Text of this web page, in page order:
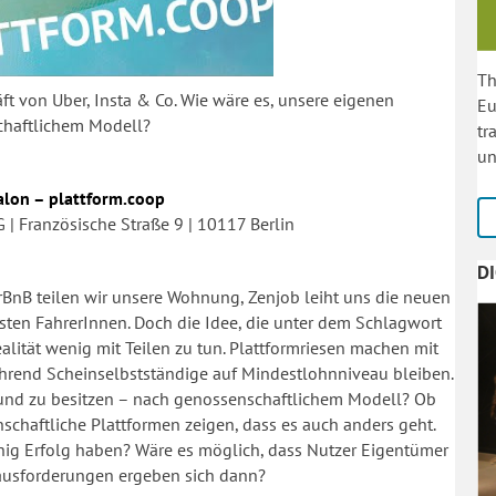
von Uber, Insta & Co. Wie wäre es, unsere eigenen
Modell?
– plattform.coop
| Französische Straße 9 | 10117 Berlin
teilen wir unsere Wohnung, Zenjob leiht uns die neuen
FahrerInnen. Doch die Idee, die unter dem Schlagwort
wenig mit Teilen zu tun. Plattformriesen machen mit
Scheinselbstständige auf Mindestlohnniveau bleiben.
zu besitzen – nach genossenschaftlichem Modell? Ob
Plattformen zeigen, dass es auch anders geht.
Erfolg haben? Wäre es möglich, dass Nutzer Eigentümer
ergeben sich dann?